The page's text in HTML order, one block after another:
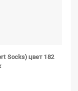
Socks) цвет 182